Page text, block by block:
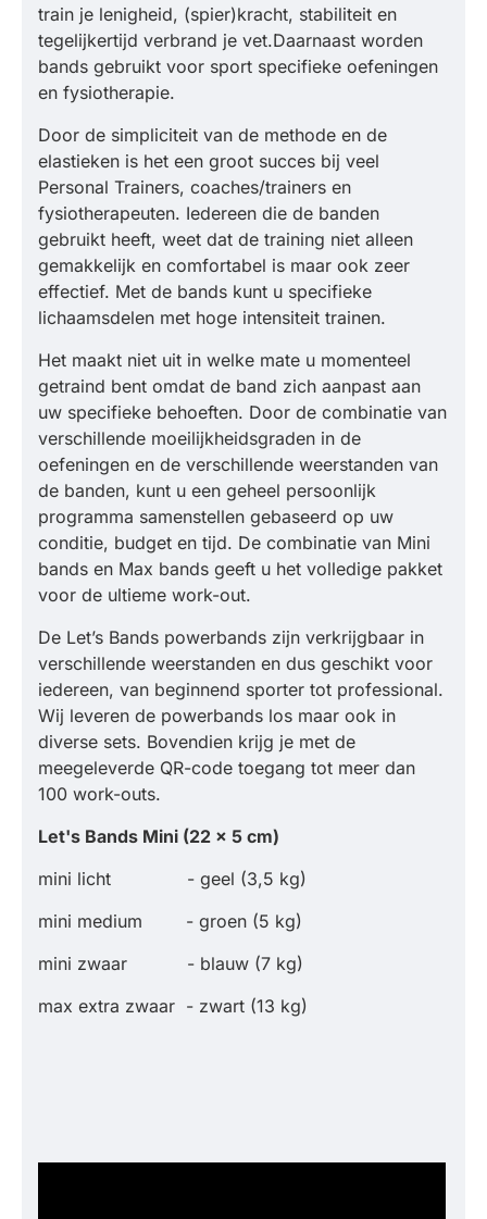
train je lenigheid, (spier)kracht, stabiliteit en
tegelijkertijd verbrand je vet.Daarnaast worden
bands gebruikt voor sport specifieke oefeningen
en fysiotherapie.
Door de simpliciteit van de methode en de
elastieken is het een groot succes bij veel
Personal Trainers, coaches/trainers en
fysiotherapeuten. Iedereen die de banden
gebruikt heeft, weet dat de training niet alleen
gemakkelijk en comfortabel is maar ook zeer
effectief. Met de bands kunt u specifieke
lichaamsdelen met hoge intensiteit trainen.
Het maakt niet uit in welke mate u momenteel
getraind bent omdat de band zich aanpast aan
uw specifieke behoeften. Door de combinatie van
verschillende moeilijkheidsgraden in de
oefeningen en de verschillende weerstanden van
de banden, kunt u een geheel persoonlijk
programma samenstellen gebaseerd op uw
conditie, budget en tijd. De combinatie van Mini
bands en Max bands geeft u het volledige pakket
voor de ultieme work-out.
De Let’s Bands powerbands zijn verkrijgbaar in
verschillende weerstanden en dus geschikt voor
iedereen, van beginnend sporter tot professional.
Wij leveren de powerbands los maar ook in
diverse sets. Bovendien krijg je met de
meegeleverde QR-code toegang tot meer dan
100 work-outs.
Let's Bands Mini (22 x 5 cm)
mini licht - geel (3,5 kg)
mini medium - groen (5 kg)
mini zwaar - blauw (7 kg)
max extra zwaar - zwart (13 kg)